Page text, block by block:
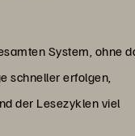
System, ohne
schneller erfolgen,
der Lesezyklen viel